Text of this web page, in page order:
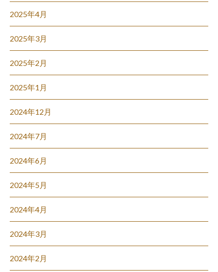
2025年4月
2025年3月
2025年2月
2025年1月
2024年12月
2024年7月
2024年6月
2024年5月
2024年4月
2024年3月
2024年2月